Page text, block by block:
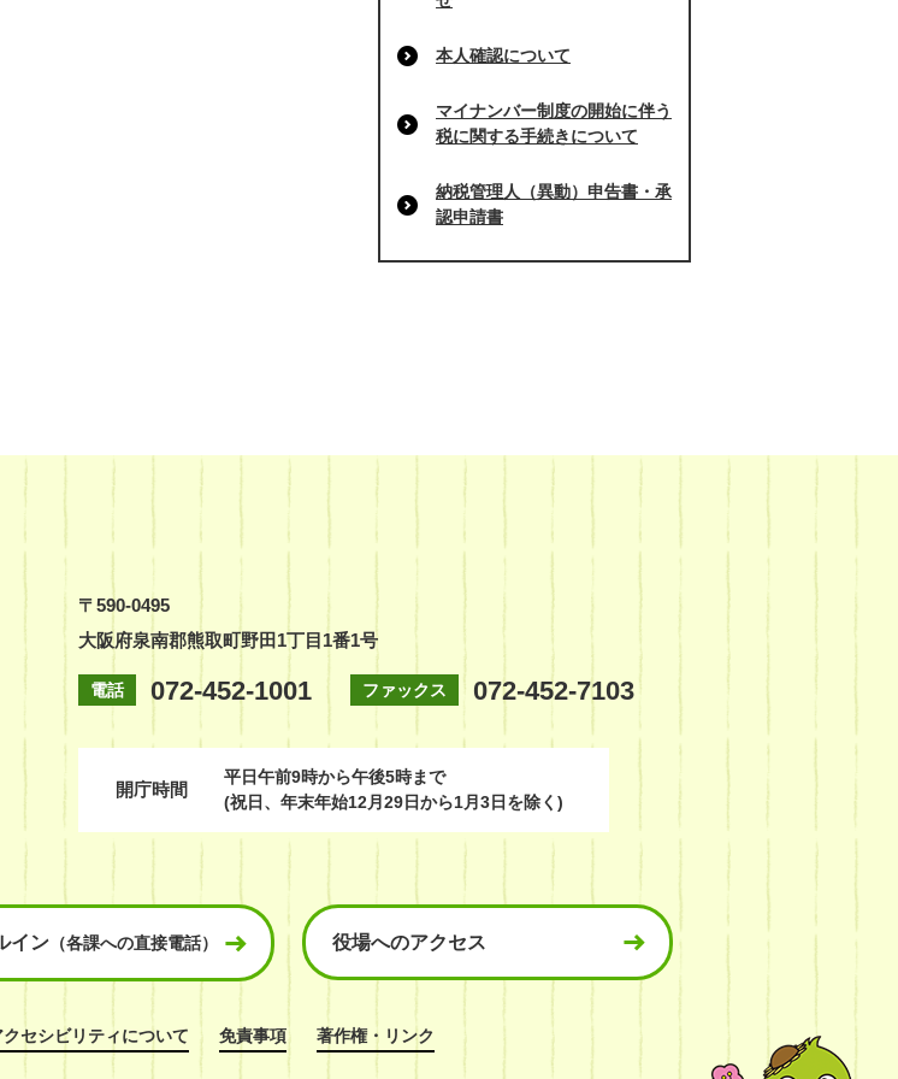
本人確認について
マイナンバー制度の開始に伴う
税に関する手続きについて
納税管理人（異動）申告書・承
認申請書
〒590-0495
大阪府泉南郡熊取町野田1丁目1番1号
電話 072-452-1001 ファックス 072-452-7103
開庁時間
平日午前9時から午後5時まで
(祝日、年末年始12月29日から1月3日を除く)
イン （各課への直接電話） 役場へのアクセス
クセシビリティについて 免責事項 著作権・リンク